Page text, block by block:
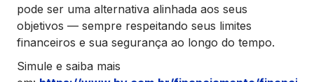
pode ser uma alternativa alinhada aos seus
objetivos — sempre respeitando seus limites
financeiros e sua segurança ao longo do tempo.
Simule e saiba mais